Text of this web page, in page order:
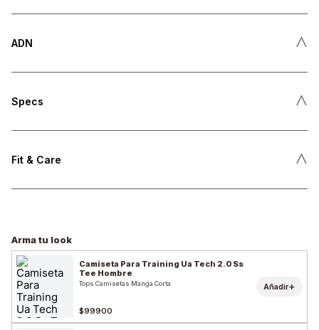
ADN ˄
Specs ˄
Fit & Care ˄
Arma tu look
Camiseta Para Training Ua Tech 2.0 Ss
Tee Hombre
Tops Camisetas Manga Corta
$99900
Añadir+